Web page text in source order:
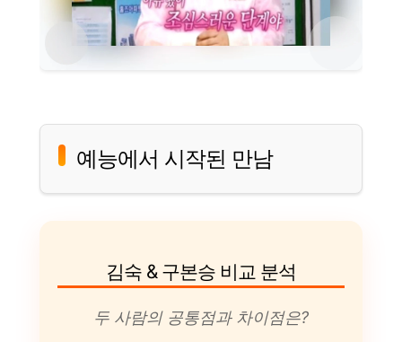
예능에서 시작된 만남
김숙 & 구본승 비교 분석
두 사람의 공통점과 차이점은?